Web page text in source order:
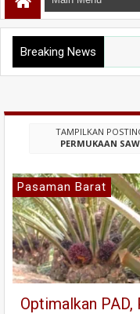
Breaking News
TAMPILKAN
PERMUKAAN
Pasaman Barat
Optimalkan